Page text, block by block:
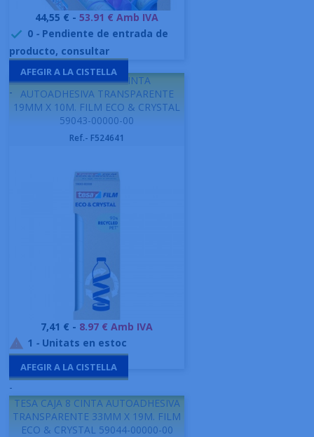
Preu
44,55 € - 53.91 € Amb IVA
 0 - Pendiente de entrada de
producto, consultar
AFEGIR A LA CISTELLA
-
TESA - BISTER 8 CINTA
AUTOADHESIVA TRANSPARENTE
19MM X 10M. FILM ECO & CRYSTAL
59043-00000-00
Ref.- F524641
Preu
7,41 € - 8.97 € Amb IVA
 1 - Unitats en estoc
AFEGIR A LA CISTELLA
-
TESA CAJA 8 CINTA AUTOADHESIVA
TRANSPARENTE 33MM X 19M. FILM
ECO & CRYSTAL 59044-00000-00